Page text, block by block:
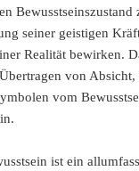
Bewusstseinszustand
seiner geistigen
Realität bewirken.
von Absicht,
vom
ist ein